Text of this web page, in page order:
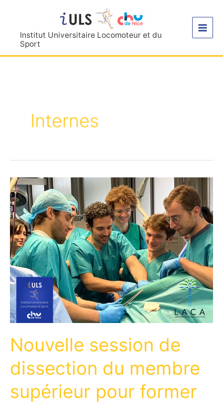
contenuInstitut Universitaire Locomoteur et du
Sport
Internes
Nouvelle session de
dissection du membre
supérieur pour former